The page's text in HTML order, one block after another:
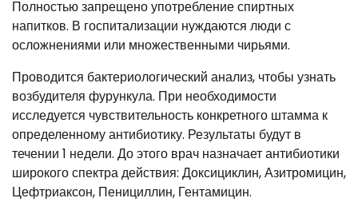
Полностью запрещено употребление спиртных
напитков. В госпитализации нуждаются люди с
осложнениями или множественными чирьями.
Проводится бактериологический анализ, чтобы узнать
возбудителя фурункула. При необходимости
исследуется чувствительность конкретного штамма к
определенному антибиотику. Результаты будут в
течении 1 недели. До этого врач назначает антибиотики
широкого спектра действия: Доксициклин, Азитромицин,
Цефтриаксон, Пенициллин, Гентамицин.